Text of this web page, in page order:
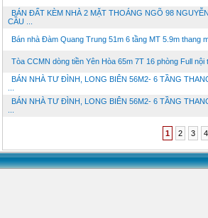
BÁN ĐẤT KÈM NHÀ 2 MẶT THOÁNG NGÕ 98
CẦU ...
Bán nhà Đàm Quang Trung 51m 6 tầng MT 5.9m thang
Tòa CCMN dòng tiền Yên Hòa 65m 7T 16 phòng Full nội
BÁN NHÀ TƯ ĐÌNH, LONG BIÊN 56M2- 6 TẦNG
BÁN NHÀ TƯ ĐÌNH, LONG BIÊN 56M2- 6 TẦNG
1 2 3 4